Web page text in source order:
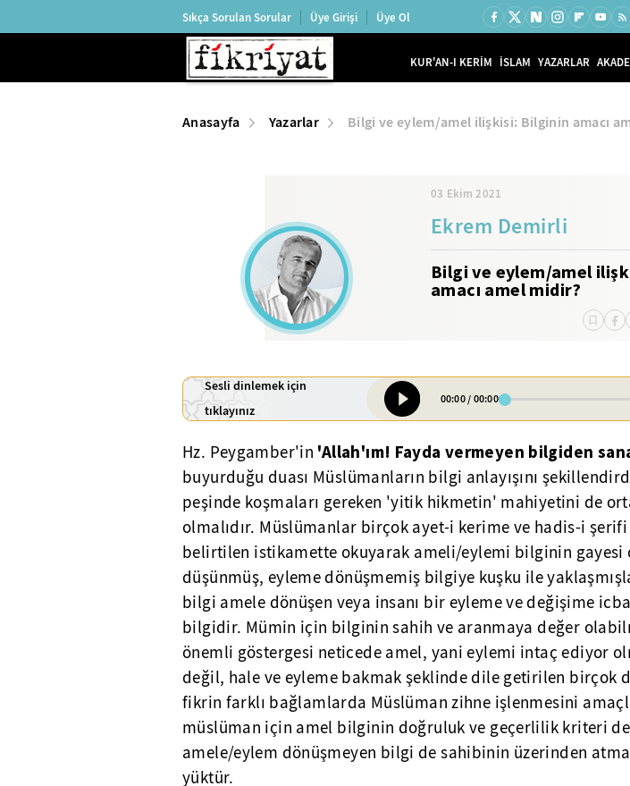
Sıkça Sorulan Sorular Üye Girişi Üye Ol
KUR'AN-I KERİM İSLAM YAZARLAR
Anasayfa Yazarlar Bilgi ve eylem/amel ilişkisi: Bilginin amacı
03 Ekim 2021
Ekrem Demirli
Bilgi ve eylem/amel
amacı amel midir?
Sesli dinlemek için
tıklayınız
00:00/00:00
Hz. Peygamber'in 'Allah'ım! Fayda vermeyen bilgiden sana
buyurduğu duası Müslümanların bilgi anlayışını
peşinde koşmaları gereken 'yitik hikmetin' mahiyetini de
olmalıdır. Müslümanlar birçok ayet-i kerime ve hadis-i
belirtilen istikamette okuyarak ameli/eylemi bilginin gayesi
düşünmüş, eyleme dönüşmemiş bilgiye kuşku ile
bilgi amele dönüşen veya insanı bir eyleme ve değişime
bilgidir. Mümin için bilginin sahih ve aranmaya değer
önemli göstergesi neticede amel, yani eylemi intaç ediyor
değil, hale ve eyleme bakmak şeklinde dile getirilen birçok
fikrin farklı bağlamlarda Müslüman zihne işlenmesini
müslüman için amel bilginin doğruluk ve geçerlilik kriteri
amele/eylem dönüşmeyen bilgi de sahibinin üzerinden
yüktür.